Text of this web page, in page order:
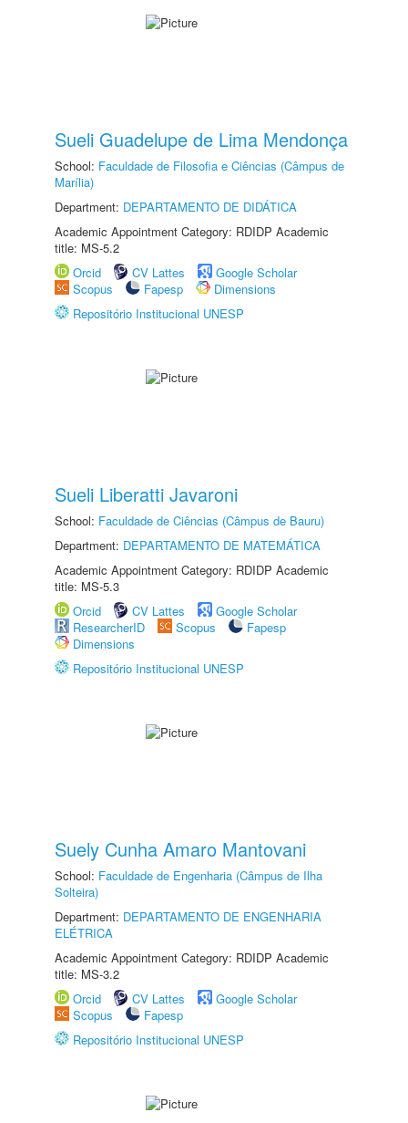
Sueli Guadelupe de Lima Mendonça
School: Faculdade de Filosofia e Ciências (Câmpus de
Marília)
Department: DEPARTAMENTO DE DIDÁTICA
Academic Appointment Category: RDIDP Academic
title: MS-5.2
Orcid
CV Lattes
Google Scholar
Scopus
Fapesp
Dimensions
Repositório Institucional UNESP
Sueli Liberatti Javaroni
School: Faculdade de Ciências (Câmpus de Bauru)
Department: DEPARTAMENTO DE MATEMÁTICA
Academic Appointment Category: RDIDP Academic
title: MS-5.3
Orcid
CV Lattes
Google Scholar
ResearcherID
Scopus
Fapesp
Dimensions
Repositório Institucional UNESP
Suely Cunha Amaro Mantovani
School: Faculdade de Engenharia (Câmpus de Ilha
Solteira)
Department: DEPARTAMENTO DE ENGENHARIA
ELÉTRICA
Academic Appointment Category: RDIDP Academic
title: MS-3.2
Orcid
CV Lattes
Google Scholar
Scopus
Fapesp
Repositório Institucional UNESP